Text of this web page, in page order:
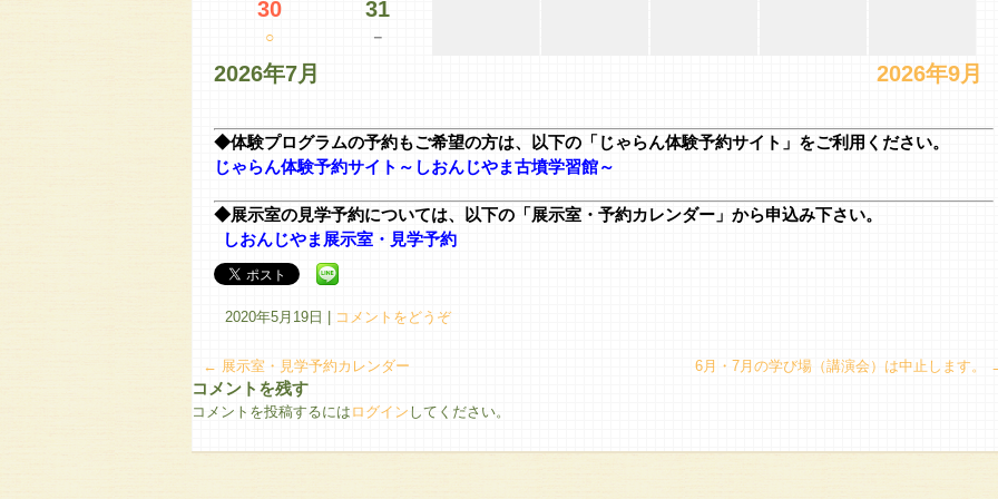
30
○
31
－
2026年7月 2026年9月
◆体験プログラムの予約もご希望の方は、以下の「じゃらん体験予約サイト」をご利用ください。
じゃらん体験予約サイト～しおんじやま古墳学習館～
◆展示室の見学予約については、以下の「展示室・予約カレンダー」 から申込み下さい。
しおんじやま展示室・見学予約
2020年5月19日 コメントをどうぞ
← 展示室・見学予約カレンダー 6月・7月の学び場（講演会）は中止します。
コメントを残す
コメントを投稿するには ログイン してください。